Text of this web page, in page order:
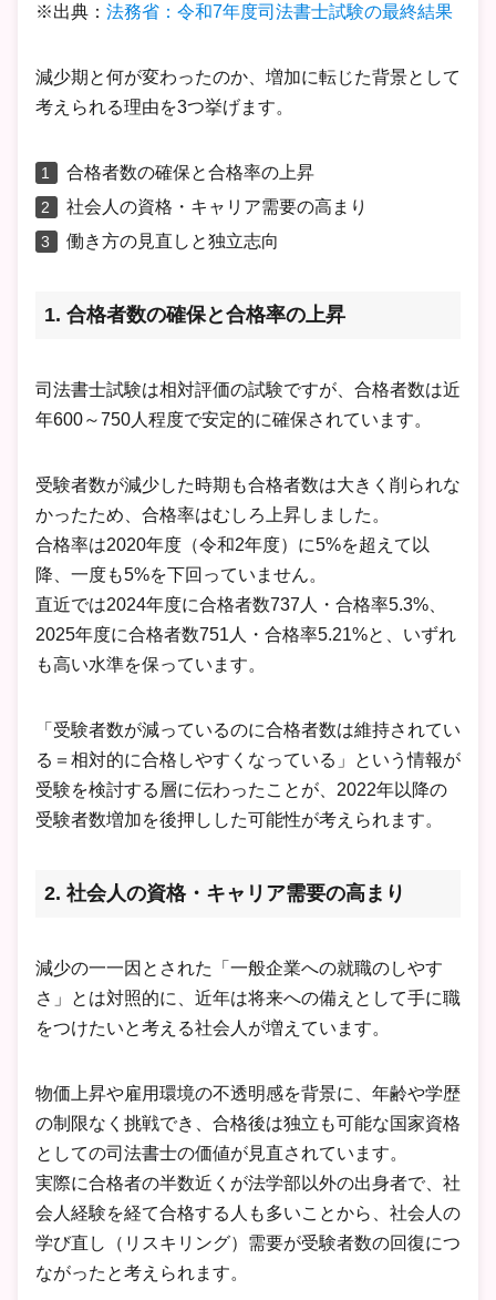
※出典： 法務省：令和7年度司法書士試験の最終結果
減少期と何が変わったのか、増加に転じた背景として
考えられる理由を3つ挙げます。
合格者数の確保と合格率の上昇
社会人の資格・キャリア需要の高まり
働き方の見直しと独立志向
1. 合格者数の確保と合格率の上昇
司法書士試験は相対評価の試験ですが、合格者数は近
年600～750人程度で安定的に確保されています。
受験者数が減少した時期も合格者数は大きく削られな
かったため、合格率はむしろ上昇しました。
合格率は2020年度（令和2年度）に5%を超えて以
降、一度も5%を下回っていません。
直近では2024年度に合格者数737人・合格率5.3%、
2025年度に合格者数751人・合格率5.21%と、いずれ
も高い水準を保っています。
「受験者数が減っているのに合格者数は維持されてい
る＝相対的に合格しやすくなっている」という情報が
受験を検討する層に伝わったことが、2022年以降の
受験者数増加を後押しした可能性が考えられます。
2. 社会人の資格・キャリア需要の高まり
減少の一一因とされた「一般企業への就職のしやす
さ」とは対照的に、近年は将来への備えとして手に職
をつけたいと考える社会人が増えています。
物価上昇や雇用環境の不透明感を背景に、年齢や学歴
の制限なく挑戦でき、合格後は独立も可能な国家資格
としての司法書士の価値が見直されています。
実際に合格者の半数近くが法学部以外の出身者で、社
会人経験を経て合格する人も多いことから、社会人の
学び直し（リスキリング）需要が受験者数の回復につ
ながったと考えられます。